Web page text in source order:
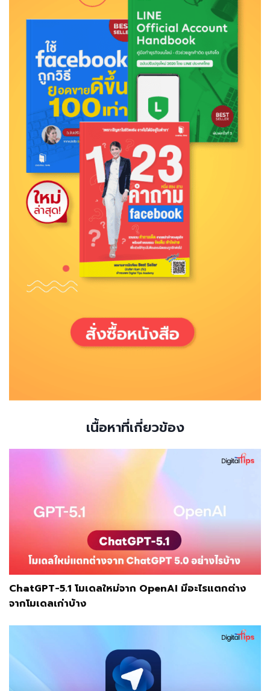
เนื้อหาที่เกี่ยวข้อง
ChatGPT-5.1 โมเดลใหม่จาก OpenAI มีอะไรแตกต่าง
จากโมเดลเก่าบ้าง